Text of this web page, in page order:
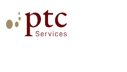
to
content